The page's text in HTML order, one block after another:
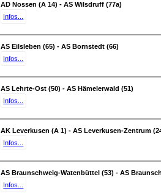
AD Nossen (A 14) - AS Wilsdruff (77a)
Infos...
AS Eilsleben (65) - AS Bornstedt (66)
Infos...
AS Lehrte-Ost (50) - AS Hämelerwald (51)
Infos...
AK Leverkusen (A 1) - AS Leverkusen-Zentrum
Infos...
AS Braunschweig-Watenbüttel (53) - AS
Infos...